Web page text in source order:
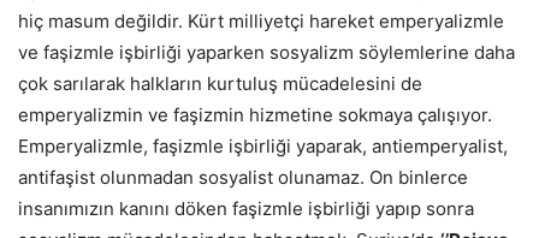
hiç masum değildir. Kürt milliyetçi hareket emperyalizmle
ve faşizmle işbirliği yaparken sosyalizm söylemlerine daha
çok sarılarak halkların kurtuluş mücadelesini de
emperyalizmin ve faşizmin hizmetine sokmaya çalışıyor.
Emperyalizmle, faşizmle işbirliği yaparak, antiemperyalist,
antifaşist olunmadan sosyalist olunamaz. On binlerce
insanımızın kanını döken faşizmle işbirliği yapıp sonra